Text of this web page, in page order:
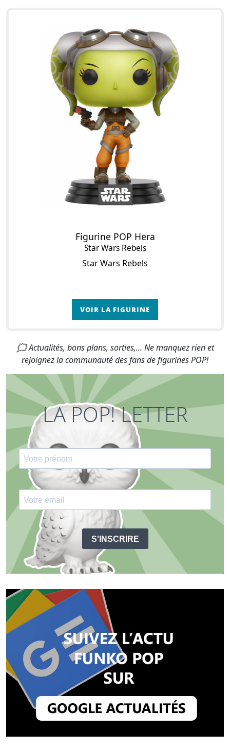
Figurine POP Hera
Star Wars Rebels
Star Wars Rebels
VOIR LA FIGURINE
🗯 Actualités, bons plans, sorties,... Ne manquez rien et
rejoignez la communauté des fans de figurines POP!
LA POP! LETTER
S'INSCRIRE